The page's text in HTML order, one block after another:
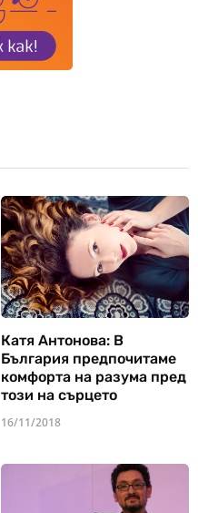
Катя Антонова: В
България предпочитаме
комфорта на разума пред
този на сърцето
16/11/2018